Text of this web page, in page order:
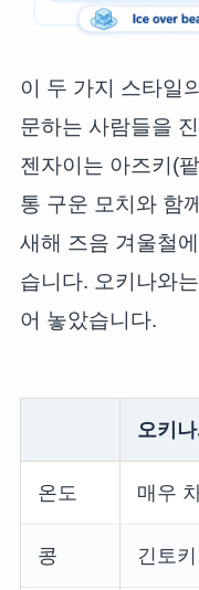
이 두 가지 스타일
문하는 사람들을
젠자이는 아즈키(
통 구운 모치와 함
새해 즈음 겨울철
습니다. 오키나와
어 놓았습니다.
오키
온도 매우
콩 긴토